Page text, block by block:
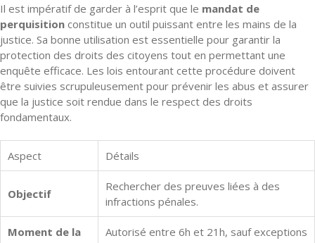
Il est impératif de garder à l’esprit que le mandat de
perquisition constitue un outil puissant entre les mains de la
justice. Sa bonne utilisation est essentielle pour garantir la
protection des droits des citoyens tout en permettant une
enquête efficace. Les lois entourant cette procédure doivent
être suivies scrupuleusement pour prévenir les abus et assurer
que la justice soit rendue dans le respect des droits
fondamentaux.
Aspect Détails
Objectif
Rechercher des preuves liées à des
infractions pénales.
Moment de la
Autorisé entre 6h et 21h, sauf exceptions